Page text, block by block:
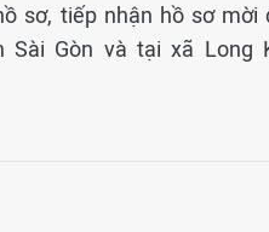
sơ, tiếp nhận hồ sơ
Sài Gòn và tại xã Long